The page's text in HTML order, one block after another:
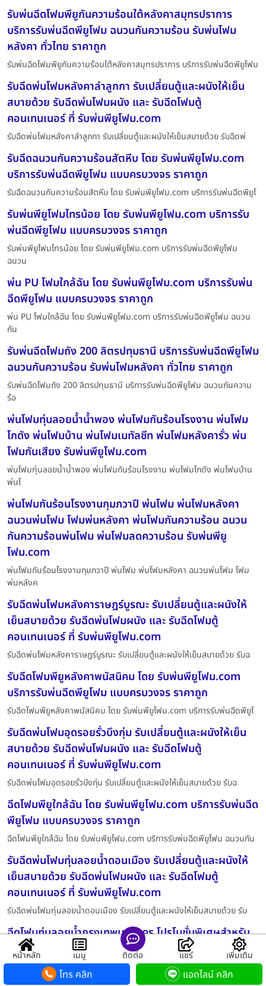
รับพ่นฉีดโฟมพียูกันความร้อนใต้หลังคาสมุทรปราการ
บริการรับพ่นฉีดพียูโฟม ฉนวนกันความร้อน รับพ่นโฟม
หลังคา ทั่วไทย ราคาถูก
รับพ่นฉีดโฟมพียูกันความร้อนใต้หลังคาสมุทรปราการ บริการรับพ่นฉีดพียูโฟม
รับฉีดพ่นโฟมหลังคาลำลูกกา รับเปลี่ยนตู้และผนังให้เย็น
สบายด้วย รับฉีดพ่นโฟมผนัง และ รับฉีดโฟมตู้
คอนเทนเนอร์ ที่ รับพ่นพียูโฟม.com
รับฉีดพ่นโฟมหลังคาลำลูกกา รับเปลี่ยนตู้และผนังให้เย็นสบายด้วย รับฉีดพ่
รับฉีดฉนวนกันความร้อนสัตหีบ โดย รับพ่นพียูโฟม.com
บริการรับพ่นฉีดพียูโฟม แบบครบวงจร ราคาถูก
รับฉีดฉนวนกันความร้อนสัตหีบ โดย รับพ่นพียูโฟม.com บริการรับพ่นฉีดพียูโ
รับพ่นพียูโฟมไทรน้อย โดย รับพ่นพียูโฟม.com บริการรับ
พ่นฉีดพียูโฟม แบบครบวงจร ราคาถูก
รับพ่นพียูโฟมไทรน้อย โดย รับพ่นพียูโฟม.com บริการรับพ่นฉีดพียูโฟม
ฉนวน
พ่น PU โฟมใกล้ฉัน โดย รับพ่นพียูโฟม.com บริการรับพ่น
ฉีดพียูโฟม แบบครบวงจร ราคาถูก
พ่น PU โฟมใกล้ฉัน โดย รับพ่นพียูโฟม.com บริการรับพ่นฉีดพียูโฟม ฉนวน
กัน
รับพ่นฉีดโฟมถัง 200 ลิตรปทุมธานี บริการรับพ่นฉีดพียูโฟม
ฉนวนกันความร้อน รับพ่นโฟมหลังคา ทั่วไทย ราคาถูก
รับพ่นฉีดโฟมถัง 200 ลิตรปทุมธานี บริการรับพ่นฉีดพียูโฟม ฉนวนกันความ
ร้อ
พ่นโฟมทุ่นลอยน้ำน้ำพอง พ่นโฟมกันร้อนโรงงาน พ่นโฟม
โกดัง พ่นโฟมบ้าน พ่นโฟมเมทัลชีท พ่นโฟมหลังคารั่ว พ่น
โฟมกันเสียง รับพ่นพียูโฟม.com
พ่นโฟมทุ่นลอยน้ำน้ำพอง พ่นโฟมกันร้อนโรงงาน พ่นโฟมโกดัง พ่นโฟมบ้าน
พ่นโ
พ่นโฟมกันร้อนโรงงานกุมภวาปี พ่นโฟม พ่นโฟมหลังคา
ฉนวนพ่นโฟม โฟมพ่นหลังคา พ่นโฟมกันความร้อน ฉนวน
กันความร้อนพ่นโฟม พ่นโฟมลดความร้อน รับพ่นพียู
โฟม.com
พ่นโฟมกันร้อนโรงงานกุมภวาปี พ่นโฟม พ่นโฟมหลังคา ฉนวนพ่นโฟม โฟม
พ่นหลังค
รับฉีดพ่นโฟมหลังคาราษฎร์บูรณะ รับเปลี่ยนตู้และผนังให้
เย็นสบายด้วย รับฉีดพ่นโฟมผนัง และ รับฉีดโฟมตู้
คอนเทนเนอร์ ที่ รับพ่นพียูโฟม.com
รับฉีดพ่นโฟมหลังคาราษฎร์บูรณะ รับเปลี่ยนตู้และผนังให้เย็นสบายด้วย รับฉ
รับฉีดโฟมพียูหลังคาพนัสนิคม โดย รับพ่นพียูโฟม.com
บริการรับพ่นฉีดพียูโฟม แบบครบวงจร ราคาถูก
รับฉีดโฟมพียูหลังคาพนัสนิคม โดย รับพ่นพียูโฟม.com บริการรับพ่นฉีดพียูโ
รับฉีดพ่นโฟมอุดรอยรั่วบึงกุ่ม รับเปลี่ยนตู้และผนังให้เย็น
สบายด้วย รับฉีดพ่นโฟมผนัง และ รับฉีดโฟมตู้
คอนเทนเนอร์ ที่ รับพ่นพียูโฟม.com
รับฉีดพ่นโฟมอุดรอยรั่วบึงกุ่ม รับเปลี่ยนตู้และผนังให้เย็นสบายด้วย รับฉ
ฉีดโฟมพียูใกล้ฉัน โดย รับพ่นพียูโฟม.com บริการรับพ่นฉีด
พียูโฟม แบบครบวงจร ราคาถูก
ฉีดโฟมพียูใกล้ฉัน โดย รับพ่นพียูโฟม.com บริการรับพ่นฉีดพียูโฟม ฉนวนกัน
รับฉีดพ่นโฟมทุ่นลอยน้ำดอนเมือง รับเปลี่ยนตู้และผนังให้
เย็นสบายด้วย รับฉีดพ่นโฟมผนัง และ รับฉีดโฟมตู้
คอนเทนเนอร์ ที่ รับพ่นพียูโฟม.com
รับฉีดพ่นโฟมทุ่นลอยน้ำดอนเมือง รับเปลี่ยนตู้และผนังให้เย็นสบายด้วย รับ
ฉีดโฟมทุ่นลอยน้ำกรุงเทพมหานคร โปรโมชั่นพิเศษสำหรับ
การพ่นโฟมหลังคาพื้นที่ใหญ่ ประเมินหน้างานฟรีทั่วไทย
ติดต่อสอบถามราคาต่อตารางเมตรได้ที่ รับพ่นพียู
โฟม.com
หน้าหลัก เมนู ติดต่อ แชร์ เพิ่มเติม
โทร คลิก แอดไลน์ คลิก